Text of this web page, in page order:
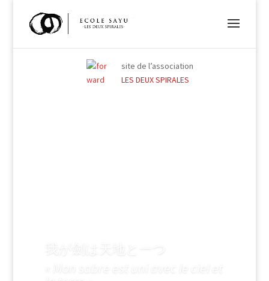
site de l’association
LES DEUX SPIRALES